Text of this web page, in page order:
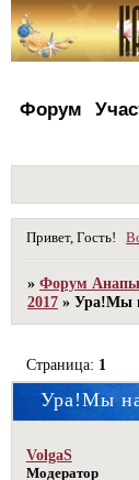
Форум
Привет, Гость!
»Форум Анапы
2017 »Ура!Мы
Ура!Мы
Страница: 1
VolgaS
Модератор